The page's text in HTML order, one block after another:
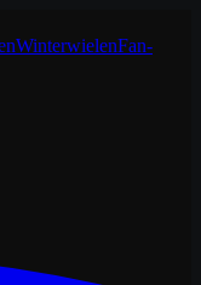
WinterwielenFan-